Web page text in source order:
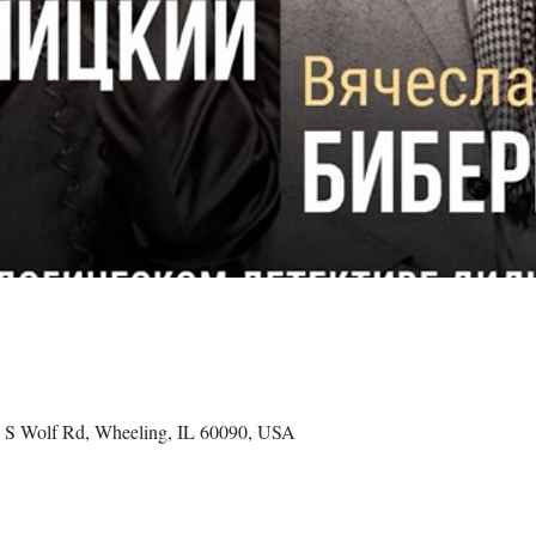
Wolf Rd, Wheeling, IL 60090, USA